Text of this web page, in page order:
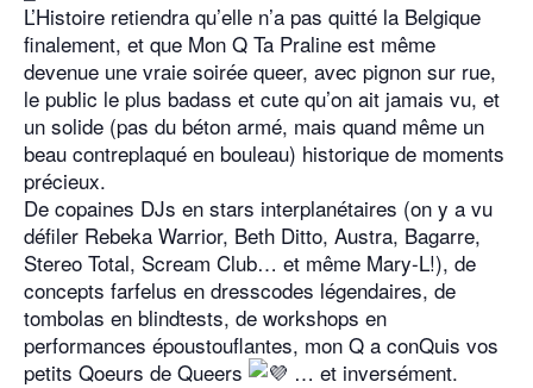
L’Histoire retiendra qu’elle n’a pas quitté la Belgique
finalement, et que Mon Q Ta Praline est même
devenue une vraie soirée queer, avec pignon sur rue,
le public le plus badass et cute qu’on ait jamais vu, et
un solide (pas du béton armé, mais quand même un
beau contreplaqué en bouleau) historique de moments
précieux.
De copaines DJs en stars interplanétaires (on y a vu
défiler Rebeka Warrior, Beth Ditto, Austra, Bagarre,
Stereo Total, Scream Club… et même Mary-L!), de
concepts farfelus en dresscodes légendaires, de
tombolas en blindtests, de workshops en
performances époustouflantes, mon Q a conQuis vos
petits Qoeurs de Queers
… et inversément.